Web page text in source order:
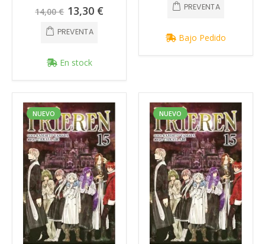
14,00 € Precio
especial
13,30 €
PREVENTA
En stock
PREVENTA
Bajo Pedido
NUEVO NUEVO